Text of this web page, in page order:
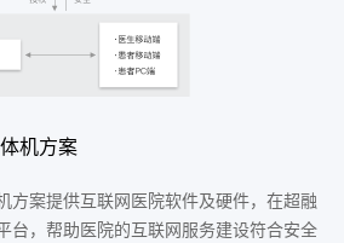
机方案
方案提供互联网医院软件及硬件，在超融
台，帮助医院的互联网服务建设符合安全